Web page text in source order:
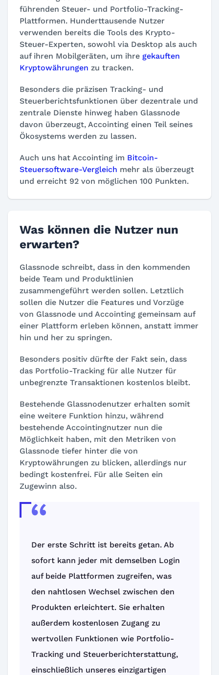
führenden Steuer- und Portfolio-Tracking-
Plattformen. Hunderttausende Nutzer
verwenden bereits die Tools des Krypto-
Steuer-Experten, sowohl via Desktop als auch
auf ihren Mobilgeräten, um ihre gekauften
Kryptowährungen zu tracken.
Besonders die präzisen Tracking- und
Steuerberichtsfunktionen über dezentrale und
zentrale Dienste hinweg haben Glassnode
davon überzeugt, Accointing einen Teil seines
Ökosystems werden zu lassen.
Auch uns hat Accointing im Bitcoin-
Steuersoftware-Vergleich mehr als überzeugt
und erreicht 92 von möglichen 100 Punkten.
Was können die Nutzer nun
erwarten?
Glassnode schreibt, dass in den kommenden
beide Team und Produktlinien
zusammengeführt werden sollen. Letztlich
sollen die Nutzer die Features und Vorzüge
von Glassnode und Accointing gemeinsam auf
einer Plattform erleben können, anstatt immer
hin und her zu springen.
Besonders positiv dürfte der Fakt sein, dass
das Portfolio-Tracking für alle Nutzer für
unbegrenzte Transaktionen kostenlos bleibt.
Bestehende Glassnodenutzer erhalten somit
eine weitere Funktion hinzu, während
bestehende Accointingnutzer nun die
Möglichkeit haben, mit den Metriken von
Glassnode tiefer hinter die von
Kryptowährungen zu blicken, allerdings nur
bedingt kostenfrei. Für alle Seiten ein
Zugewinn also.
Der erste Schritt ist bereits getan. Ab
sofort kann jeder mit demselben Login
auf beide Plattformen zugreifen, was
den nahtlosen Wechsel zwischen den
Produkten erleichtert. Sie erhalten
außerdem kostenlosen Zugang zu
wertvollen Funktionen wie Portfolio-
Tracking und Steuerberichterstattung,
einschließlich unseres einzigartigen